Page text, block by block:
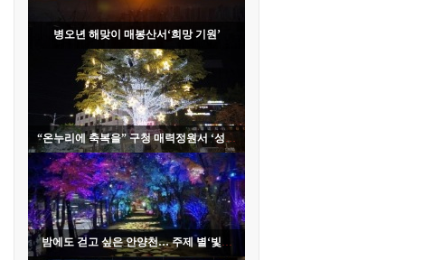
병오년 해맞이 매봉산서‘희망 기원’
“온누리에 축복을” 구청 매력정원서 ‘성탄
트리 점등’
밤에도 걷고 싶은 안양천… 주제 별‘빛의